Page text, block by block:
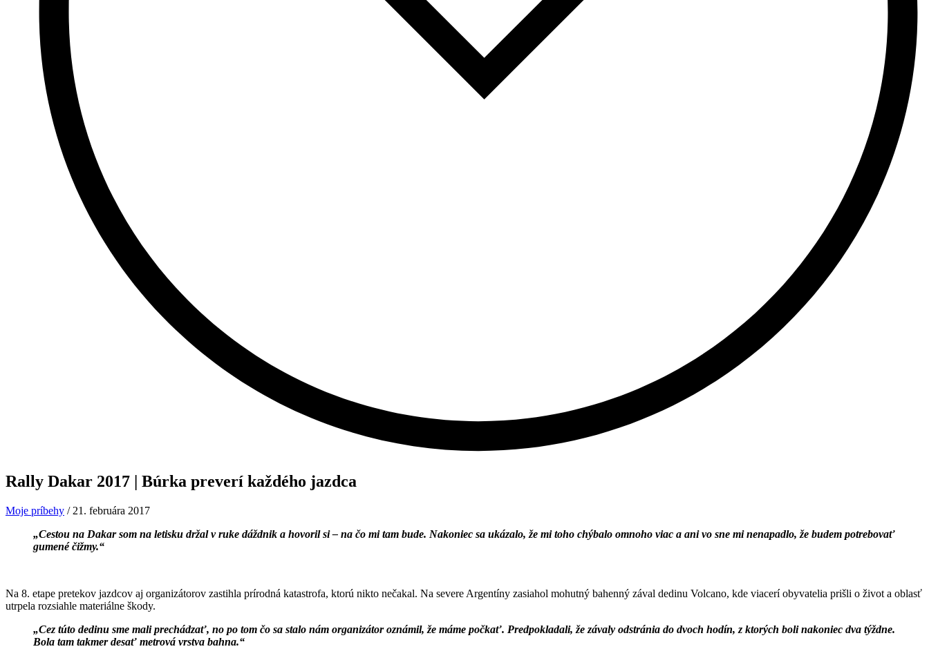
Rally Dakar 2017 | Búrka preverí každého jazdca
Moje príbehy / 21. februára 2017
„Cestou na Dakar som na letisku držal v ruke dáždnik a hovoril si – na čo mi tam bude. Nakoniec sa ukázalo, že mi toho chýbalo omnoho viac a ani vo sne mi nenapadlo, že budem potrebovať
gumené čižmy.“
Na 8. etape pretekov jazdcov aj organizátorov zastihla prírodná katastrofa, ktorú nikto nečakal. Na severe Argentíny zasiahol mohutný bahenný zával dedinu Volcano, kde viacerí obyvatelia prišli o život a oblasť
utrpela rozsiahle materiálne škody.
„Cez túto dedinu sme mali prechádzať, no po tom čo sa stalo nám organizátor oznámil, že máme počkať. Predpokladali, že závaly odstránia do dvoch hodín, z ktorých boli nakoniec dva týždne.
Bola tam takmer desať metrová vrstva bahna.“